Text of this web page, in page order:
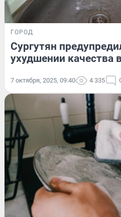
ГОРОД
Сургутян
ухудшении качества
7 октября, 2025, 09:40 4 335